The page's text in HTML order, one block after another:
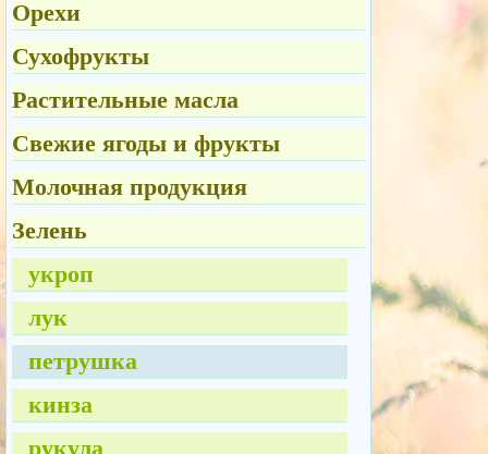
Орехи
Сухофрукты
Растительные масла
Свежие ягоды и фрукты
Молочная продукция
Зелень
укроп
лук
петрушка
кинза
рукула